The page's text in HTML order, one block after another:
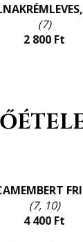
(7)
2 800 Ft
(7, 10)
4 400 Ft